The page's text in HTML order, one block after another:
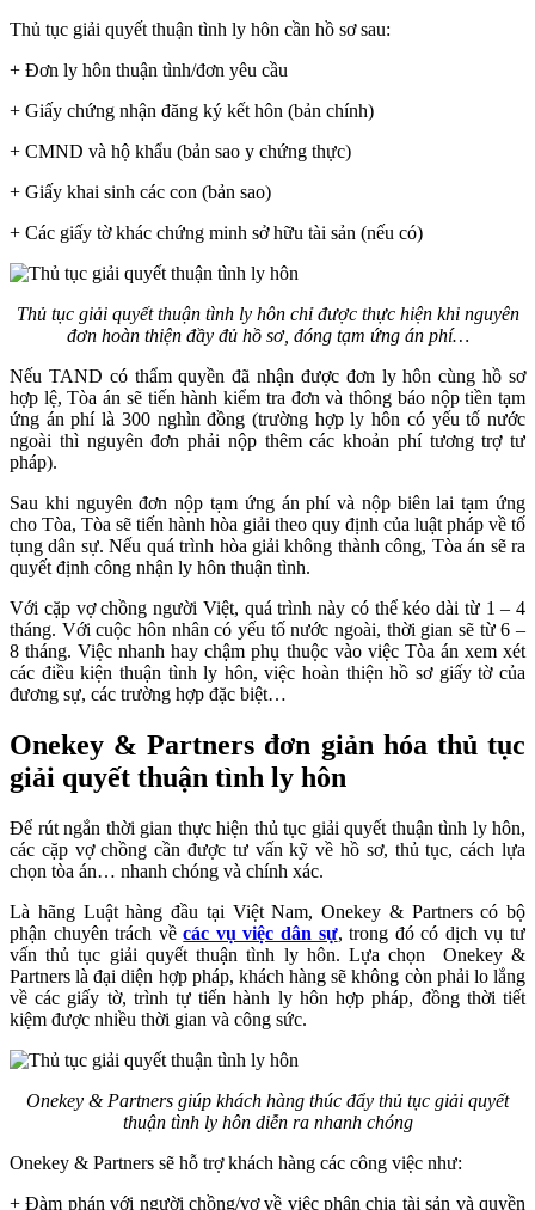
Thủ tục giải quyết thuận tình ly hôn cần hồ sơ sau:
+ Đơn ly hôn thuận tình/đơn yêu cầu
+ Giấy chứng nhận đăng ký kết hôn (bản chính)
+ CMND và hộ khẩu (bản sao y chứng thực)
+ Giấy khai sinh các con (bản sao)
+ Các giấy tờ khác chứng minh sở hữu tài sản (nếu có)
Thủ tục giải quyết thuận tình ly hôn chỉ được thực hiện khi nguyên
đơn hoàn thiện đầy đủ hồ sơ, đóng tạm ứng án phí…
Nếu TAND có thẩm quyền đã nhận được đơn ly hôn cùng hồ sơ
hợp lệ, Tòa án sẽ tiến hành kiểm tra đơn và thông báo nộp tiền tạm
ứng án phí là 300 nghìn đồng (trường hợp ly hôn có yếu tố nước
ngoài thì nguyên đơn phải nộp thêm các khoản phí tương trợ tư
pháp).
Sau khi nguyên đơn nộp tạm ứng án phí và nộp biên lai tạm ứng
cho Tòa, Tòa sẽ tiến hành hòa giải theo quy định của luật pháp về tố
tụng dân sự. Nếu quá trình hòa giải không thành công, Tòa án sẽ ra
quyết định công nhận ly hôn thuận tình.
Với cặp vợ chồng người Việt, quá trình này có thể kéo dài từ 1 – 4
tháng. Với cuộc hôn nhân có yếu tố nước ngoài, thời gian sẽ từ 6 –
8 tháng. Việc nhanh hay chậm phụ thuộc vào việc Tòa án xem xét
các điều kiện thuận tình ly hôn, việc hoàn thiện hồ sơ giấy tờ của
đương sự, các trường hợp đặc biệt…
Onekey & Partners đơn giản hóa thủ tục
giải quyết thuận tình ly hôn
Để rút ngắn thời gian thực hiện thủ tục giải quyết thuận tình ly hôn,
các cặp vợ chồng cần được tư vấn kỹ về hồ sơ, thủ tục, cách lựa
chọn tòa án… nhanh chóng và chính xác.
Là hãng Luật hàng đầu tại Việt Nam, Onekey & Partners có bộ
phận chuyên trách vềcác vụ việc dân sự, trong đó có dịch vụ tư
vấn thủ tục giải quyết thuận tình ly hôn. Lựa chọn Onekey &
Partners là đại diện hợp pháp, khách hàng sẽ không còn phải lo lắng
về các giấy tờ, trình tự tiến hành ly hôn hợp pháp, đồng thời tiết
kiệm được nhiều thời gian và công sức.
Onekey & Partners giúp khách hàng thúc đẩy thủ tục giải quyết
thuận tình ly hôn diễn ra nhanh chóng
Onekey & Partners sẽ hỗ trợ khách hàng các công việc như:
+ Đàm phán với người chồng/vợ về việc phân chia tài sản và quyền